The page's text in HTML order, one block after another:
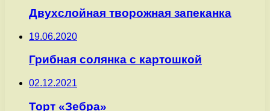
Двухслойная творожная запеканка
19.06.2020
Грибная солянка с картошкой
02.12.2021
Торт «Зебра»